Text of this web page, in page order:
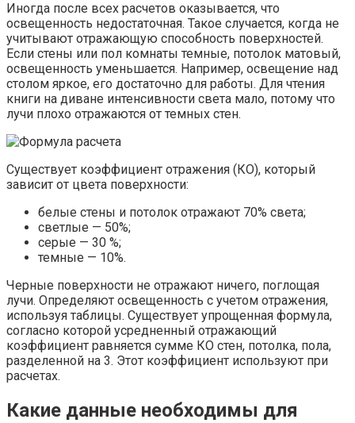
Иногда после всех расчетов оказывается, что
освещенность недостаточная. Такое случается, когда не
учитывают отражающую способность поверхностей.
Если стены или пол комнаты темные, потолок матовый,
освещенность уменьшается. Например, освещение над
столом яркое, его достаточно для работы. Для чтения
книги на диване интенсивности света мало, потому что
лучи плохо отражаются от темных стен.
Существует коэффициент отражения (КО), который
зависит от цвета поверхности:
белые стены и потолок отражают 70% света;
светлые — 50%;
серые — 30 %;
темные — 10%.
Черные поверхности не отражают ничего, поглощая
лучи. Определяют освещенность с учетом отражения,
используя таблицы. Существует упрощенная формула,
согласно которой усредненный отражающий
коэффициент равняется сумме КО стен, потолка, пола,
разделенной на 3. Этот коэффициент используют при
расчетах.
Какие данные необходимы для